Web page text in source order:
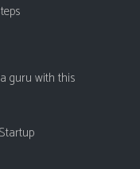
guru with this